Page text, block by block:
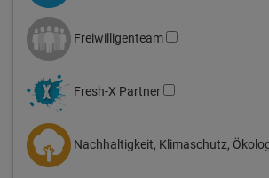
Freiwilligenteam
Fresh-X Partner
Nachhaltigkeit, Klimaschutz,